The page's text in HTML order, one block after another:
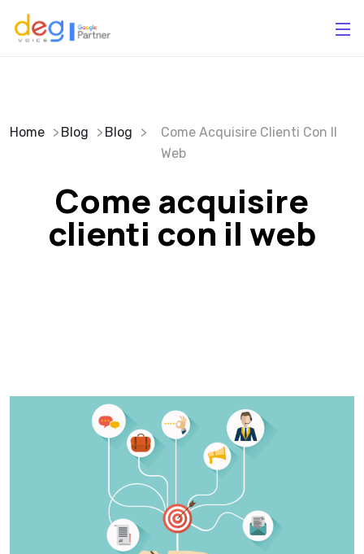
Home Blog Blog
Come Acquisire Clienti Con Il
Web
Come acquisire
clienti con il web